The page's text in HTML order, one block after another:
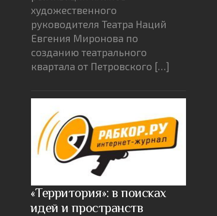
художественного
руководителя Театра Наций
Евгения Миронова по
созданию театрального
квартала от Петровского […]
«Территория»: в поисках
идей и пространств